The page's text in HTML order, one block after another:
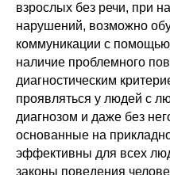
взрослых без речи, при
нарушений, возможно
коммуникации с
наличие проблемного
диагностическим
проявляться у людей с
диагнозом и даже без
основанные на
эффективны для всех
законы поведения